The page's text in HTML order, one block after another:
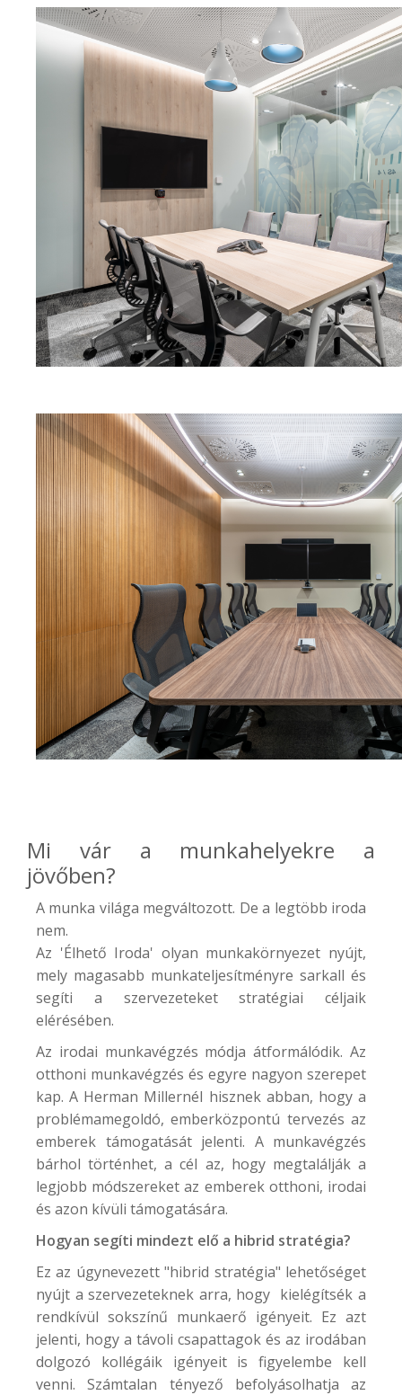
Mi vár a munkahelyekre a
jövőben?
A munka világa megváltozott. De a legtöbb iroda
nem.
Az 'Élhető Iroda' olyan munkakörnyezet nyújt,
mely magasabb munkateljesítményre sarkall és
segíti a szervezeteket stratégiai céljaik
elérésében.
Az irodai munkavégzés módja átformálódik. Az
otthoni munkavégzés és egyre nagyon szerepet
kap. A Herman Millernél hisznek abban, hogy a
problémamegoldó, emberközpontú tervezés az
emberek támogatását jelenti. A munkavégzés
bárhol történhet, a cél az, hogy megtalálják a
legjobb módszereket az emberek otthoni, irodai
és azon kívüli támogatására.
Hogyan segíti mindezt elő a hibrid stratégia?
Ez az úgynevezett "hibrid stratégia" lehetőséget
nyújt a szervezeteknek arra, hogy kielégítsék a
rendkívül sokszínű munkaerő igényeit. Ez azt
jelenti, hogy a távoli csapattagok és az irodában
dolgozó kollégáik igényeit is figyelembe kell
venni. Számtalan tényező befolyásolhatja az